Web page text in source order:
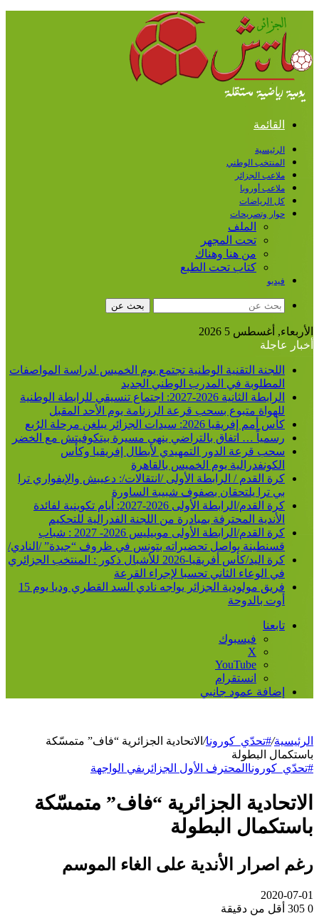
القائمة
الرئيسية
المنتخب الوطني
ملاعب الجزائر
ملاعب أوروبا
كل الرياضات
حوار وتصريحات
الملف
تحت المجهر
من هنا وهناك
كتاب تحت الطبع
فيديو
بحث عن
الأربعاء, أغسطس 5 2026
أخبار عاجلة
اللجنة التقنية الوطنية تجتمع يوم الخميس لدراسة المواصفات
المطلوبة في المدرب الوطني الجديد
الرابطة الثانية 2026-2027: اجتماع تنسيقي للرابطة الوطنية
للهواة متبوع بسحب قرعة الرزنامة يوم الأحد المقبل
كأس أمم إفريقيا 2026: سيدات الجزائر يبلغن مرحلة الرُبع
رسمياً … اتفاق بالتراضي ينهي مسيرة بيتكوفيتش مع الخضر
سحب قرعة الدور التمهيدي لأبطال إفريقيا وكأس
الكونفدرالية يوم الخميس بالقاهرة
كرة القدم / الرابطة الأولى /انتقالات/: دعيبش والإيفواري ترا
بي ترا يلتحقان بصفوف شبيبة الساورة
كرة القدم/الرابطة الأولى 2026-2027: أيام تكوينية لفائدة
الأندية المحترفة بمبادرة من اللجنة الفدرالية للتحكيم
كرة القدم/الرابطة الأولى موبيليس 2026- 2027 : شباب
قسنطينة يواصل تحضيراته بتونس في ظروف “جيدة” /النادي/
كرة اليد/كأس أفريقيا-2026 للأشبال ذكور : المنتخب الجزائري
في الوعاء الثاني تحسبا لإجراء القرعة
فريق مولودية الجزائر يواجه نادي السد القطري وديا يوم 15
أوت بالدوحة
تابعنا
فيسبوك
‫X
‫YouTube
انستقرام
إضافة عمود جانبي
الرئيسية/#تحدّي_كورونا/ الاتحادية الجزائرية “فاف” متمسّكة
باستكمال البطولة
#تحدّي_كورونا المحترف الأول الجزائريفي الواجهة
الاتحادية الجزائرية “فاف” متمسّكة
باستكمال البطولة
رغم اصرار الأندية على الغاء الموسم
2020-07-01
0
أقل من دقيقة